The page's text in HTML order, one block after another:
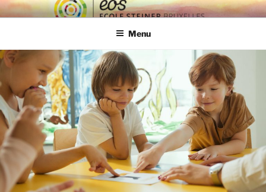
ECOLE EOS
Ecole Steiner Bruxelles
Menu